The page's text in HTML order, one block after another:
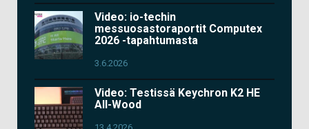
Video: io-techin
messuosastoraportit Computex
2026 -tapahtumasta
3.6.2026
Video: Testissä Keychron K2 HE
All-Wood